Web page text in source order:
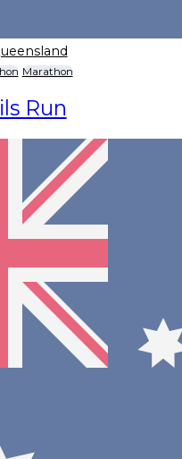
Marathon
Run